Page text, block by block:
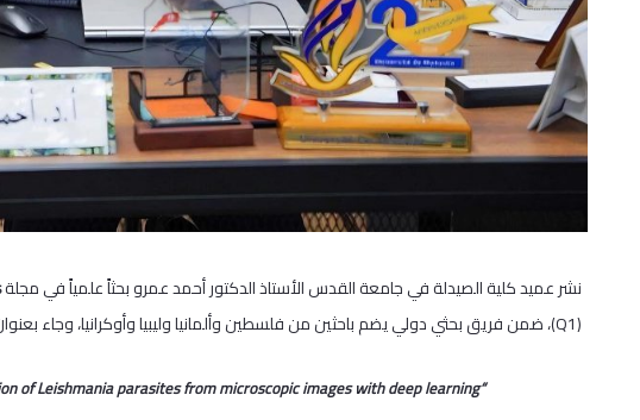
نشر عميد كلية الصيدلة في جامعة القدس الأستاذ الدكتور أحمد عمرو بحثاً علمياً في مجلةBMC Infectious Diseases
(Q1)، ضمن فريق بحثي دولي يضم باحثين من فلسطين وألمانيا وليبيا وأوكرانيا، وجاء بعنوان:
“Decision-support system for live detection of Leishmania parasites from microscopic images with deep learning”